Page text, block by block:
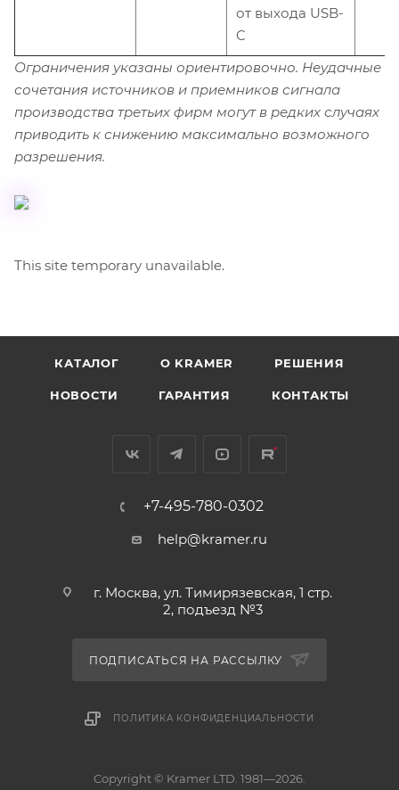
от выхода USB-
C
Ограничения указаны ориентировочно. Неудачные
сочетания источников и приемников сигнала
производства третьих фирм могут в редких случаях
приводить к снижению максимально возможного
разрешения.
This site temporary unavailable.
КАТАЛОГ O KRAMER РЕШЕНИЯ
НОВОСТИ ГАРАНТИЯ КОНТАКТЫ
+7-495-780-0302
help@kramer.ru
г. Москва, ул. Тимирязевская, 1 стр.
2, подъезд №3
ПОДПИСАТЬСЯ НА РАССЫЛКУ
ПОЛИТИКА КОНФИДЕНЦИАЛЬНОСТИ
Copyright © Kramer LTD. 1981—2026.